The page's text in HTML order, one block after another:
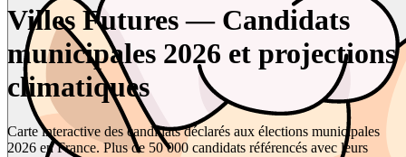
Villes Futures — Candidats
municipales 2026 et projections
climatiques
Carte interactive des candidats déclarés aux élections municipales
2026 en France. Plus de 50 000 candidats référencés avec leurs